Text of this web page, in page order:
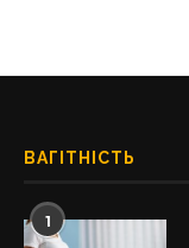
ВАГІТНІСТЬ
1